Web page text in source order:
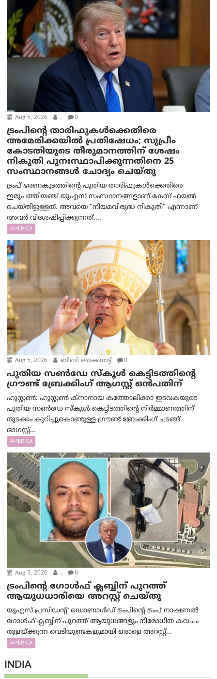
Aug 5, 2026 . 0
ട്രംപിന്റെ താരിഫുകൾക്കെതിരെ
അമേരിക്കയില്‍ പ്രതിഷേധം; സുപ്രീം
കോടതിയുടെ തീരുമാനത്തിന് ശേഷം
നികുതി പുനഃസ്ഥാപിക്കുന്നതിനെ 25
സംസ്ഥാനങ്ങൾ ചോദ്യം ചെയ്തു
ട്രംപ് ഭരണകൂടത്തിന്റെ പുതിയ താരിഫുകൾക്കെതിരെ
ഇരുപത്തിയഞ്ച് യുഎസ് സംസ്ഥാനങ്ങളാണ് കേസ് ഫയൽ
ചെയ്തിട്ടുള്ളത്. അവയെ “നിയമവിരുദ്ധ നികുതി” എന്നാണ്
അവര്‍ വിശേഷിപ്പിക്കുന്നത്....
AMERICA
Aug 5, 2026 ബിബി തെക്കനാട്ട് 0
പുതിയ സൺഡേ സ്കൂൾ കെട്ടിടത്തിന്റെ
ഗ്രൗണ്ട് ബ്രേക്കിംഗ് ആഗസ്റ്റ് ഒൻപതിന്
ഹൂസ്റ്റൺ: ഹൂസ്റ്റൺ ക്നാനായ കത്തോലിക്കാ ഇടവകയുടെ
പുതിയ സൺഡേ സ്കൂൾ കെട്ടിടത്തിന്റെ നിർമ്മാണത്തിന്
തുടക്കം കുറിച്ചുകൊണ്ടുള്ള ഗ്രൗണ്ട് ബ്രേക്കിംഗ് ചടങ്ങ്
ഓഗസ്റ്റ്...
AMERICA
Aug 5, 2026 . 0
ട്രംപിന്റെ ഗോൾഫ് ക്ലബ്ബിന് പുറത്ത്
ആയുധധാരിയെ അറസ്റ്റ് ചെയ്തു
യുഎസ് പ്രസിഡന്റ് ഡൊണാൾഡ് ട്രംപിന്റെ ട്രംപ് നാഷണൽ
ഗോൾഫ് ക്ലബ്ബിന് പുറത്ത് ആയുധങ്ങളും നിരോധിത കവചം
തുളയ്ക്കുന്ന വെടിയുണ്ടകളുമായി ഒരാളെ അറസ്റ്റ്...
AMERICA
INDIA